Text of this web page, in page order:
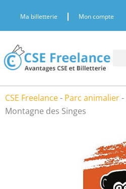
contenu
Ma billetterie Mon compte
CSE Freelance- Parc animalier-
Montagne des Singes